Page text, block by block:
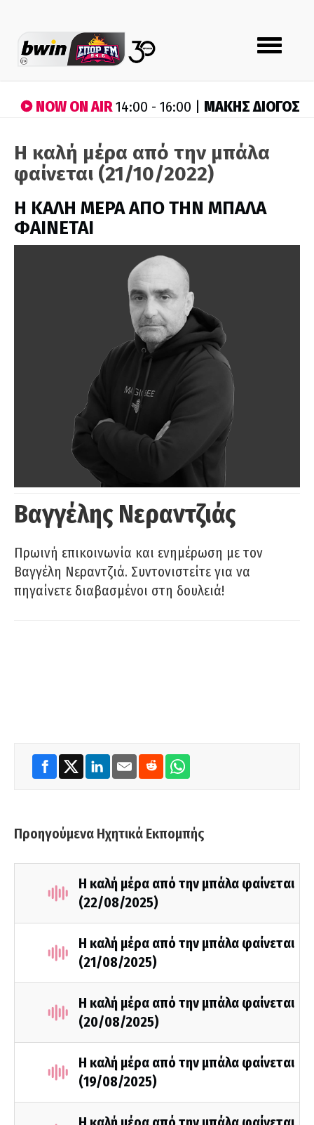
Toggle
navigation
NOW ON AIR14:00 - 16:00 | ΜΑΚΗΣ ΔΙΟΓΟΣ
Η καλή μέρα από την μπάλα
φαίνεται (21/10/2022)
H ΚΑΛΗ ΜΕΡΑ ΑΠΟ ΤΗΝ ΜΠΑΛΑ
ΦΑΙΝΕΤΑΙ
Βαγγέλης Νεραντζιάς
Πρωινή επικοινωνία και ενημέρωση με τον
Βαγγέλη Νεραντζιά. Συντονιστείτε για να
πηγαίνετε διαβασμένοι στη δουλειά!
Προηγούμενα Ηχητικά Εκπομπής
Η καλή μέρα από την μπάλα φαίνεται
(22/08/2025)
Η καλή μέρα από την μπάλα φαίνεται
(21/08/2025)
Η καλή μέρα από την μπάλα φαίνεται
(20/08/2025)
Η καλή μέρα από την μπάλα φαίνεται
(19/08/2025)